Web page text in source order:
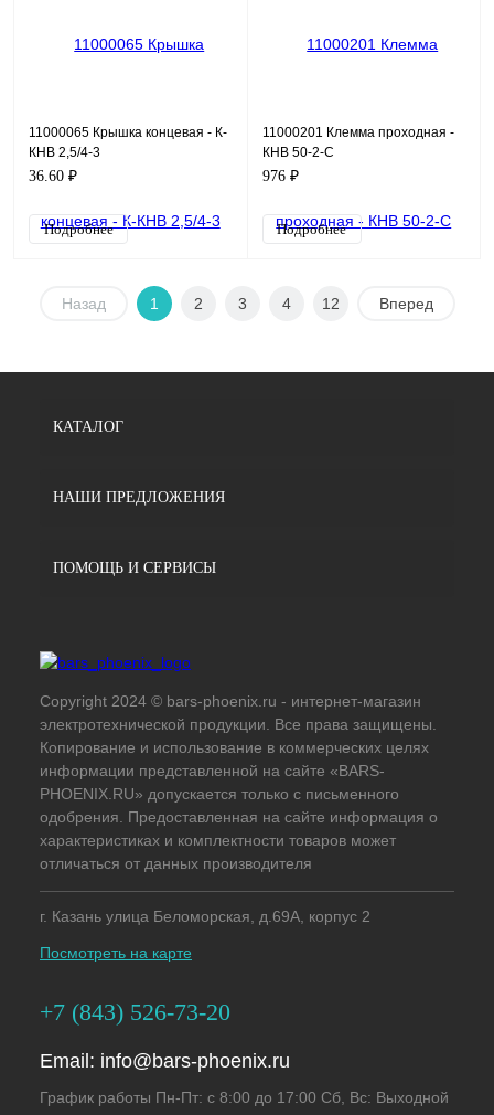
11000065 Крышка концевая - К-
КНВ 2,5/4-3
36.60 ₽
Подробнее
11000201 Клемма проходная -
КНВ 50-2-C
976 ₽
Подробнее
Назад 1 2 3 4 12 Вперед
КАТАЛОГ
НАШИ ПРЕДЛОЖЕНИЯ
ПОМОЩЬ И СЕРВИСЫ
Copyright 2024 © bars-phoenix.ru - интернет-магазин
электротехнической продукции. Все права защищены.
Копирование и использование в коммерческих целях
информации представленной на сайте «BARS-
PHOENIX.RU» допускается только с письменного
одобрения. Предоставленная на сайте информация о
характеристиках и комплектности товаров может
отличаться от данных производителя
г. Казань улица Беломорская, д.69А, корпус 2
Посмотреть на карте
+7 (843) 526-73-20
Email: info@bars-phoenix.ru
График работы Пн-Пт: с 8:00 до 17:00 Сб, Вс: Выходной